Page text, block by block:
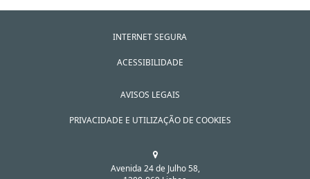
INTERNET SEGURA
ACESSIBILIDADE
AVISOS LEGAIS
PRIVACIDADE E UTILIZAÇÃO DE COOKIES
Avenida 24 de Julho 58,